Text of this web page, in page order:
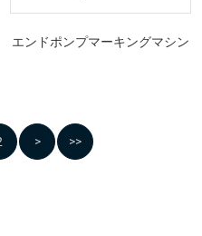
エンドポンプマーキングマシン
> >>